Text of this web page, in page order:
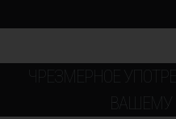
ЧРЕЗМЕРНОЕ
ВАШЕМУ